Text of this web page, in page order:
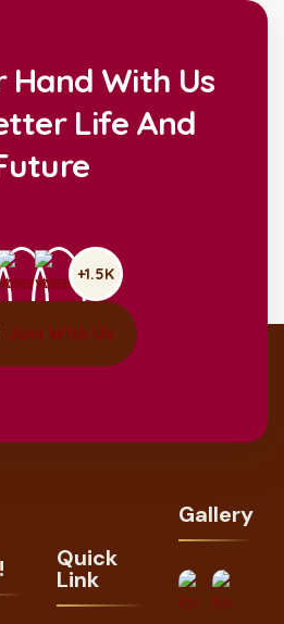
Hand With Us
Life And
+1.5K
Join With Us
Gallery
Quick
Link